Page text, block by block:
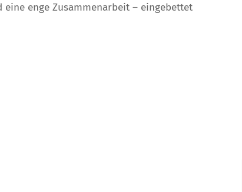
enge Zusammenarbeit – eingebettet